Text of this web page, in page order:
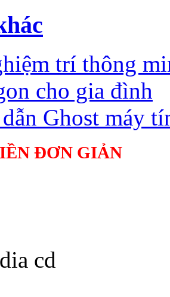
trí thông
cho gia đình
Ghost máy
ĐƠN GIẢN